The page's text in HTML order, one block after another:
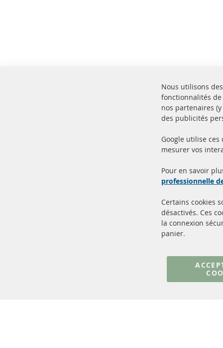
Nous utilisons
fonctionnalités de
nos partenaires
des publicités
Google utilise
mesurer vos
Pour en savoir
professionnelle
Certains cookies
désactivés. Ces
la connexion
panier.